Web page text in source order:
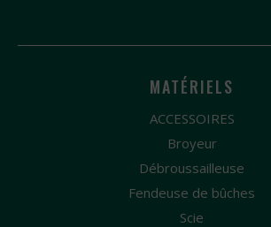
MATÉRIELS
ACCESSOIRES
Broyeur
Débroussailleuse
Fendeuse de bûches
Scie